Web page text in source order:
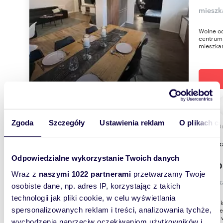
Zgoda Szczegóły Ustawienia reklam O plikach
Odpowiedzialne wykorzystanie Twoich danych
Wraz z naszymi 1022 partnerami przetwarzamy Twoje
osobiste dane, np. adres IP, korzystając z takich
technologii jak pliki cookie, w celu wyświetlania
spersonalizowanych reklam i treści, analizowania tychże,
Wolne
57,38
3
z